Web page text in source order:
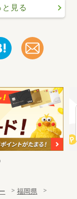
と見る
福岡県